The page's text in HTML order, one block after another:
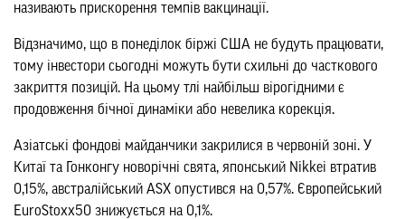
називають прискорення темпів вакцинації.
Відзначимо, що в понеділок біржі США не будуть працювати,
тому інвестори сьогодні можуть бути схильні до часткового
закриття позицій. На цьому тлі найбільш вірогідними є
продовження бічної динаміки або невелика корекція.
Азіатські фондові майданчики закрилися в червоній зоні. У
Китаї та Гонконгу новорічні свята, японський Nikkei втратив
0,15%, австралійський ASX опустився на 0,57%. Європейський
EuroStoxx50 знижується на 0,1%.